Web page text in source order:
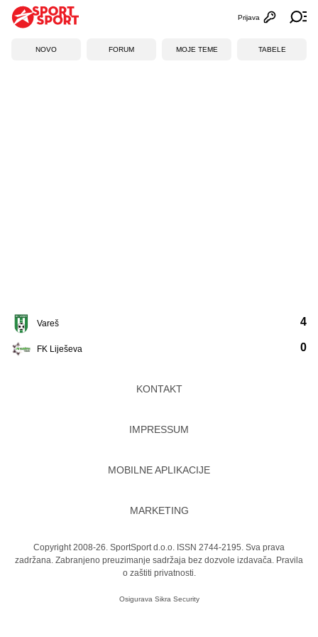
Otvori
Prijava
NOVO FORUM MOJE TEME TABELE
Vareš
FK Liješeva
4
0
KONTAKT
IMPRESSUM
MOBILNE APLIKACIJE
MARKETING
Copyright 2008-26. SportSport d.o.o. ISSN 2744-2195. Sva prava
zadržana. Zabranjeno preuzimanje sadržaja bez dozvole izdavača. Pravila
o zaštiti privatnosti.
Osigurava Sikra Security